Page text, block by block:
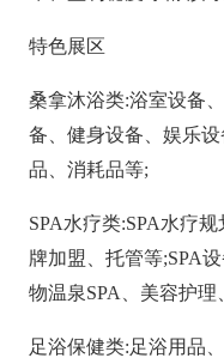
特色展区
桑拿沐浴类:浴室设备
备、健身设备、娱乐
品、消耗品等;
SPA水疗类:SPA水疗
牌加盟、托管等;SPA
物温泉SPA、美容护理
足浴保健类:足浴用品